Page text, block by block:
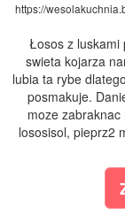
https://
Łosos z luskami
swieta kojarza
lubia ta rybe
posmakuje.
moze
lososisol, pieprz2